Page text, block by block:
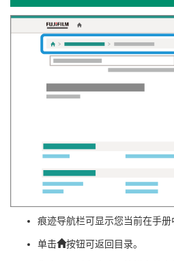
痕迹导航栏可显示您当前在手册
单击 按钮可返回目录。